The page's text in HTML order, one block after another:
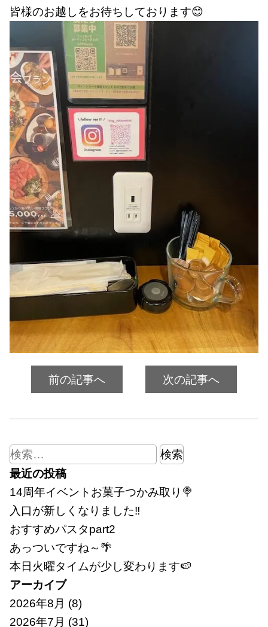
皆様のお越しをお待ちしております😊
前の記事へ 次の記事へ
検
索:
最近の投稿
14周年イベントお菓子つかみ取り🍭
入口が新しくなりました‼
おすすめパスタpart2
あっついですね～🌴
本日火曜タイムが少し変わります🍉
アーカイブ
2026年8月 (8)
2026年7月 (31)